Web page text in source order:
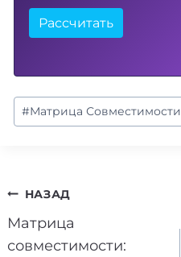
Рассчитать
Метки
записи:
#Матрица Совместимости
Навигация
по
НАЗАД
Матрица
совместимости: